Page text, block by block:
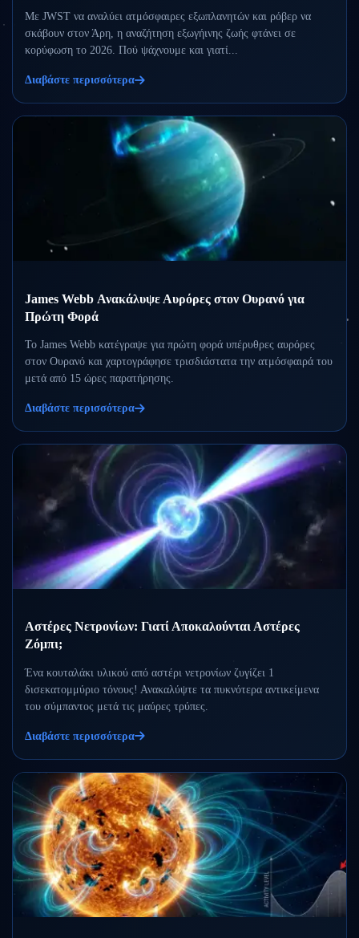
Με JWST να αναλύει ατμόσφαιρες εξωπλανητών και ρόβερ να
σκάβουν στον Άρη, η αναζήτηση εξωγήινης ζωής φτάνει σε
κορύφωση το 2026. Πού ψάχνουμε και γιατί...
Διαβάστε περισσότερα
James Webb Ανακάλυψε Αυρόρες στον Ουρανό για
Πρώτη Φορά
Το James Webb κατέγραψε για πρώτη φορά υπέρυθρες αυρόρες
στον Ουρανό και χαρτογράφησε τρισδιάστατα την ατμόσφαιρά του
μετά από 15 ώρες παρατήρησης.
Διαβάστε περισσότερα
Αστέρες Νετρονίων: Γιατί Αποκαλούνται Αστέρες
Ζόμπι;
Ένα κουταλάκι υλικού από αστέρι νετρονίων ζυγίζει 1
δισεκατομμύριο τόνους! Ανακαλύψτε τα πυκνότερα αντικείμενα
του σύμπαντος μετά τις μαύρες τρύπες.
Διαβάστε περισσότερα